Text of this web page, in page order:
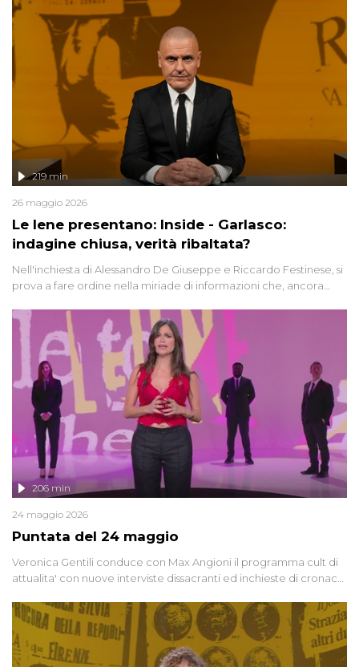
Le Iene presentano: Inside - Garlasco:
indagine chiusa, verità ribaltata?
219 min
26 maggio 2026
Nell'inchiesta di Alessandro De Giuseppe e Riccardo Festinese, si
prova a fare ordine nella miriade di informazioni che, ancora
giudiziarie più discusse degli ultimi anni. Lo speciale ricostruisce la
vicenda mettendo in fila testimonianze, errori, dettagli
controversi e i protagonisti di un'indagine che sembra non avere
fine.
Puntata del 24 maggio
206 min
24 maggio 2026
Veronica Gentili conduce con Max Angioni il programma cult di
attualita' con nuove interviste dissacranti ed inchieste di cronaca